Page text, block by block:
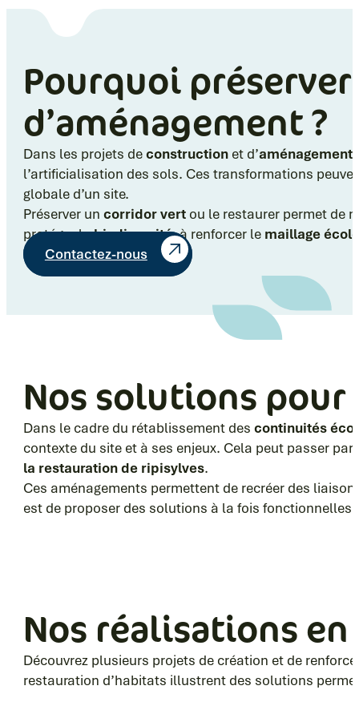
Pourquoi
d’aménagement ?
Dans les projets deconstruction et d’aménagement
l’artificialisation des sols. Ces transformations
globale d’un site.
Préserver uncorridor vert ou le restaurer permet de
protéger labiodiversité, à renforcer le maillage
Contactez-nous
Nos solutions
Dans le cadre du rétablissement descontinuités
contexte du site et à ses enjeux. Cela peut passer
la restauration de ripisylves.
Ces aménagements permettent de recréer des
est de proposer des solutions à la fois
Nos réalisations
Découvrez plusieurs projets de création et de
restauration d’habitats illustrent des solutions